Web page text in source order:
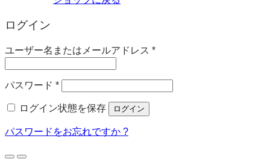
ログイン
ユーザー名またはメールアドレス *必
パスワード *必
ログイン状態を保存
ログイン
パスワードをお忘れですか ?